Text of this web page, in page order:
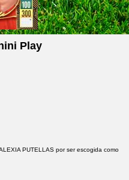
Play
PUTELLAS por ser escogida como